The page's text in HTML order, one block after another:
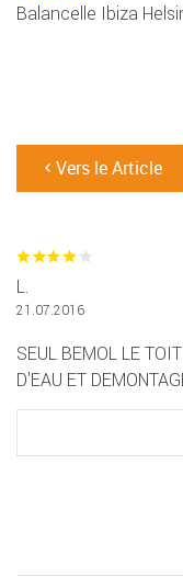
Balancelle Ibiza
Vers le Article
L.
21.07.2016
SEUL BEMOL LE
D'EAU ET